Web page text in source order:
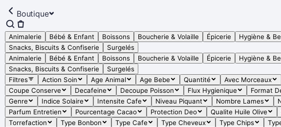
Boutique
Animalerie Bébé & Enfant Boissons Boucherie & Volaille Épicerie Hygiène &
Snacks, Biscuits & Confiserie
Surgelés
Animalerie
Bébé & Enfant Boissons Boucherie & Volaille Épicerie Hygiène &
Snacks, Biscuits & Confiserie
Surgelés
Filtres
Action Soin Age Animal Age Bebe Quantité Avec Morceaux
Coupe Conserve
Decafeine Decoupe Poisson Flux Hygienique Format
Genre
Indice Solaire Intensite Cafe Niveau Piquant Nombre Lames
Parfum Entretien
Pourcentage Cacao Protection Deo Qualite Huile Olive
Torrefaction
Type Bonbon Type Cafe Type Cheveux Type Chips